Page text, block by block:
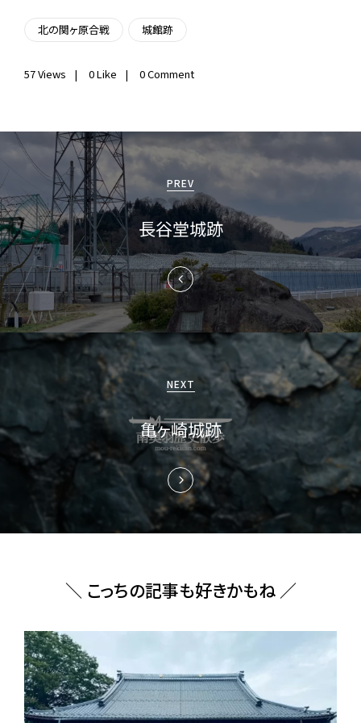
北の関ヶ原合戦 城館跡
57Views 0Like 0 Comment
投
稿
ナ
ビ
ゲ
ー
シ
ョ
ン
PREV
長谷堂城跡
NEXT
亀ヶ崎城跡
＼ こっちの記事も好きかもね ／